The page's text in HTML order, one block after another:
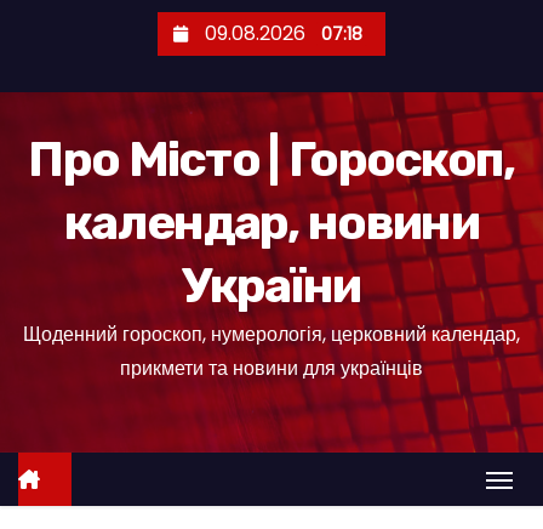
е
09.08.2026 07:18
Про Місто | Гороскоп,
календар, новини
України
Щоденний гороскоп, нумерологія, церковний календар,
прикмети та новини для українців